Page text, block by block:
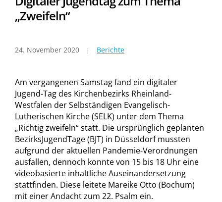
„Zweifeln“
24. November 2020 Berichte
Am vergangenen Samstag fand ein digitaler
Jugend-Tag des Kirchenbezirks Rheinland-
Westfalen der Selbständigen Evangelisch-
Lutherischen Kirche (SELK) unter dem Thema
„Richtig zweifeln“ statt. Die ursprünglich geplanten
BezirksJugendTage (BJT) in Düsseldorf mussten
aufgrund der aktuellen Pandemie-Verordnungen
ausfallen, dennoch konnte von 15 bis 18 Uhr eine
videobasierte inhaltliche Auseinandersetzung
stattfinden. Diese leitete Mareike Otto (Bochum)
mit einer Andacht zum 22. Psalm ein.